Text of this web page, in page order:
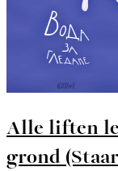
Alle liften
grond